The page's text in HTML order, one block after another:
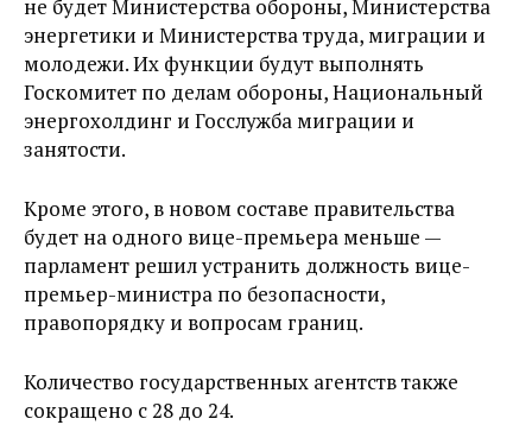
не будет Министерства обороны, Министерства
энергетики и Министерства труда, миграции и
молодежи. Их функции будут выполнять
Госкомитет по делам обороны, Национальный
энергохолдинг и Госслужба миграции и
занятости.
Кроме этого, в новом составе правительства
будет на одного вице-премьера меньше —
парламент решил устранить должность вице-
премьер-министра по безопасности,
правопорядку и вопросам границ.
Количество государственных агентств также
сокращено с 28 до 24.